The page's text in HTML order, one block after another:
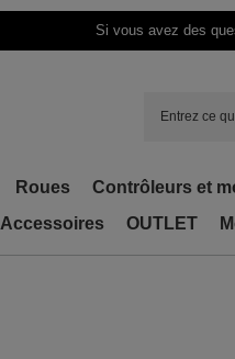
Si vous avez des
Roues Contrôleurs et
Accessoires OUTLET